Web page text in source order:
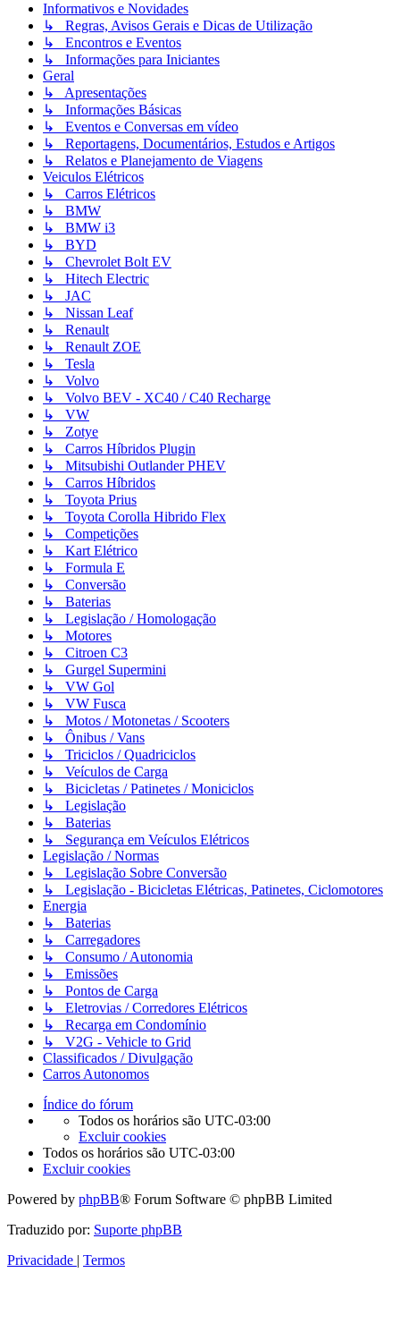
Informativos e Novidades
↳ Regras, Avisos Gerais e Dicas de Utilização
↳ Encontros e Eventos
↳ Informações para Iniciantes
Geral
↳ Apresentações
↳ Informações Básicas
↳ Eventos e Conversas em vídeo
↳ Reportagens, Documentários, Estudos e Artigos
↳ Relatos e Planejamento de Viagens
Veiculos Elétricos
↳ Carros Elétricos
↳ BMW
↳ BMW i3
↳ BYD
↳ Chevrolet Bolt EV
↳ Hitech Electric
↳ JAC
↳ Nissan Leaf
↳ Renault
↳ Renault ZOE
↳ Tesla
↳ Volvo
↳ Volvo BEV - XC40 / C40 Recharge
↳ VW
↳ Zotye
↳ Carros Híbridos Plugin
↳ Mitsubishi Outlander PHEV
↳ Carros Híbridos
↳ Toyota Prius
↳ Toyota Corolla Hibrido Flex
↳ Competições
↳ Kart Elétrico
↳ Formula E
↳ Conversão
↳ Baterias
↳ Legislação / Homologação
↳ Motores
↳ Citroen C3
↳ Gurgel Supermini
↳ VW Gol
↳ VW Fusca
↳ Motos / Motonetas / Scooters
↳ Ônibus / Vans
↳ Triciclos / Quadriciclos
↳ Veículos de Carga
↳ Bicicletas / Patinetes / Moniciclos
↳ Legislação
↳ Baterias
↳ Segurança em Veículos Elétricos
Legislação / Normas
↳ Legislação Sobre Conversão
↳ Legislação - Bicicletas Elétricas, Patinetes, Ciclomotores
Energia
↳ Baterias
↳ Carregadores
↳ Consumo / Autonomia
↳ Emissões
↳ Pontos de Carga
↳ Eletrovias / Corredores Elétricos
↳ Recarga em Condomínio
↳ V2G - Vehicle to Grid
Classificados / Divulgação
Carros Autonomos
Índice do fórum
Todos os horários são UTC-03:00
Excluir cookies
Todos os horários são UTC-03:00
Excluir cookies
Powered by phpBB® Forum Software © phpBB Limited
Traduzido por: Suporte phpBB
Privacidade | Termos